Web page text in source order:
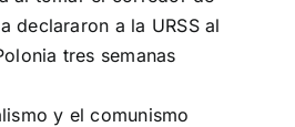
declararon a la URSS al
tres semanas
y el comunismo